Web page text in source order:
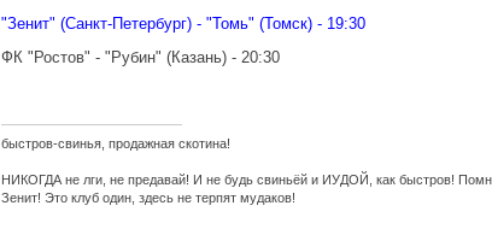
"Зенит" (Санкт-Петербург) - "Томь" (Томск) - 19:30
ФК "Ростов" - "Рубин" (Казань) - 20:30
быстров-свинья, продажная скотина!
НИКОГДА не лги, не предавай! И не будь свиньёй и ИУДОЙ, как быстров!
Зенит! Это клуб один, здесь не терпят мудаков!